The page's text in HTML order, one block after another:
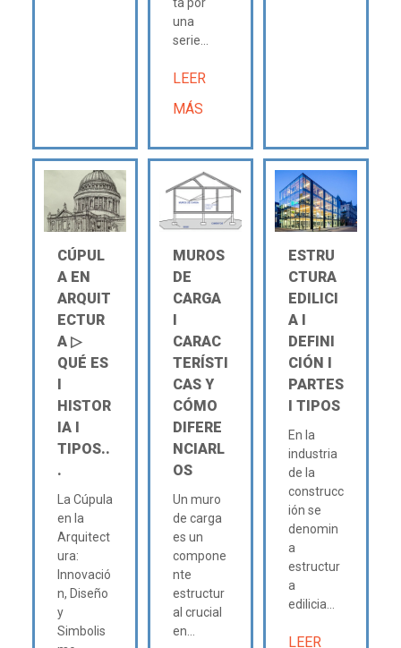
una
serie...
LEER
MÁS
CÚPUL
A EN
ARQUIT
ECTUR
A ▷
QUÉ ES
Ι
HISTOR
IA Ι
TIPOS..
.
La Cúpula
en la
Arquitect
ura:
Innovació
n, Diseño
y
Simbolis
MUROS
DE
CARGA
Ι
CARAC
TERÍSTI
CAS Y
CÓMO
DIFERE
NCIARL
OS
Un muro
de carga
es un
compone
nte
estructur
al crucial
en...
ESTRU
CTURA
EDILICI
A Ι
DEFINI
CIÓN Ι
PARTES
Ι TIPOS
En la
industria
de la
construcc
ión se
denomin
a
estructur
a
edilicia...
LEER